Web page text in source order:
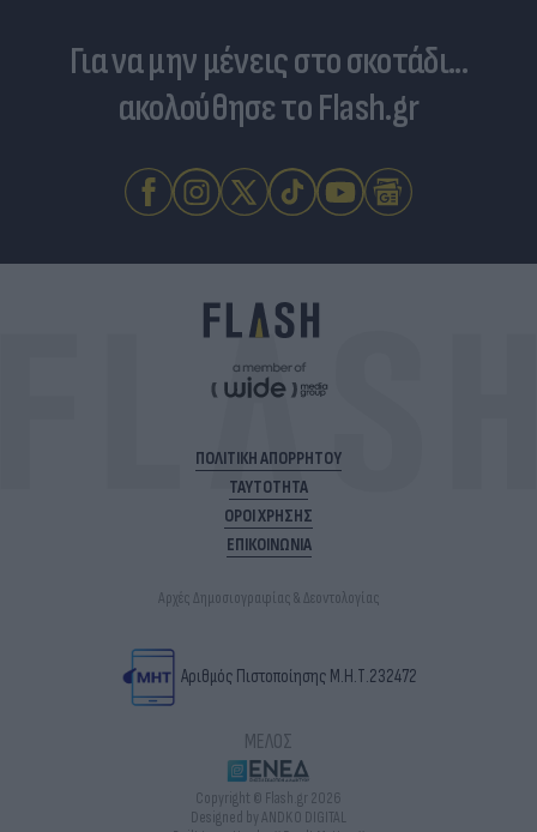
Για να μην μένεις στο σκοτάδι...
ακολούθησε το Flash.gr
ΠΟΛΙΤΙΚΗ ΑΠΟΡΡΗΤΟΥ
ΤΑΥΤΟΤΗΤΑ
ΟΡΟΙ ΧΡΗΣΗΣ
ΕΠΙΚΟΙΝΩΝΙΑ
Αρχές Δημοσιογραφίας & Δεοντολογίας
Αριθμός Πιστοποίησης Μ.Η.Τ.232472
ΜΕΛΟΣ
Copyright © Flash.gr 2026
Designed by ANDKO DIGITAL